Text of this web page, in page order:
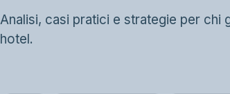
Analisi, casi pratici e strategie per
hotel.